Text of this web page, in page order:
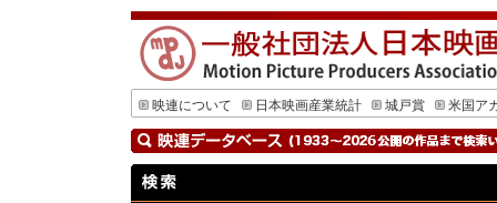
映連について 日本映画産業統計 城戸賞 米国ア